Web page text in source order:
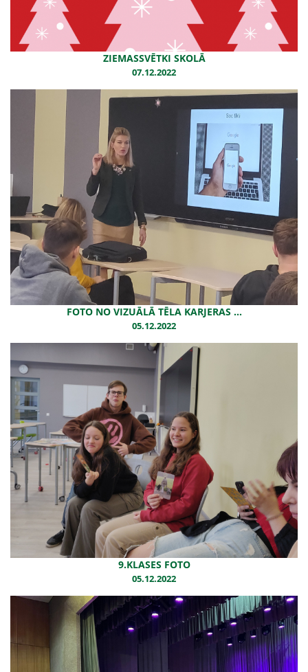
ZIEMASSVĒTKI SKOLĀ
07.12.2022
FOTO NO VIZUĀLĀ TĒLA KARJERAS ...
05.12.2022
9.KLASES FOTO
05.12.2022